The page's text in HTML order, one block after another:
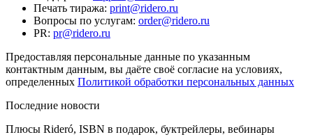
Печать тиража: print@ridero.ru
Вопросы по услугам: order@ridero.ru
PR: pr@ridero.ru
Предоставляя персональные данные по указанным
контактным данным, вы даёте своё согласие на условиях,
определенных Политикой обработки персональных данных
Последние новости
Плюсы Rideró, ISBN в подарок, буктрейлеры, вебинары